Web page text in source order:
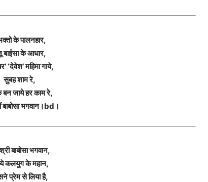
के पालनहार,
बाईसा के आधार,
‘देवेश’ महिमा गाये,
सुबह शाम रे,
जाये हर काम रे,
भगवान।bd।
बाबोसा भगवान,
कलयुग के महान,
प्रेम से लिया है,